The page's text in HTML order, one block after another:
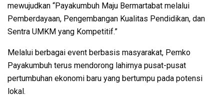
mewujudkan “Payakumbuh Maju Bermartabat melalui
Pemberdayaan, Pengembangan Kualitas Pendidikan, dan
Sentra UMKM yang Kompetitif.”
Melalui berbagai event berbasis masyarakat, Pemko
Payakumbuh terus mendorong lahirnya pusat-pusat
pertumbuhan ekonomi baru yang bertumpu pada potensi
lokal.